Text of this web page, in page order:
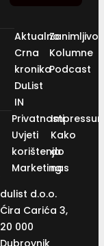
Aktualno
Crna
kronika
DuList
IN
Kolumne
Podcast
Privatnosti
Uvjeti
korištenja
Marketing
Kako
do
nas
dulist d.o.o.
Ćira Carića 3,
20 000
Dubrovnik